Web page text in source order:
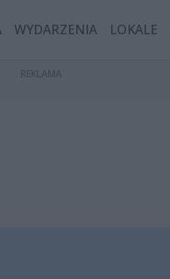
WYDARZENIA LOKALE